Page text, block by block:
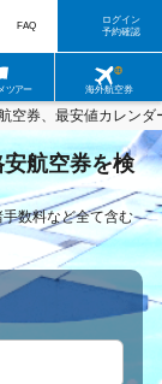
ツアー 海外航空券
FAQ
ログイン
予約確認
空券、最安値カレンダ
航空券を検
数料など全て含む